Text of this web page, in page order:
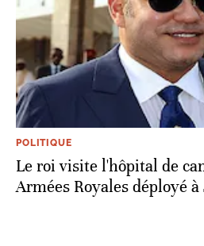
POLITIQUE
Le roi visite l'hôpital de
Armées Royales déployé à